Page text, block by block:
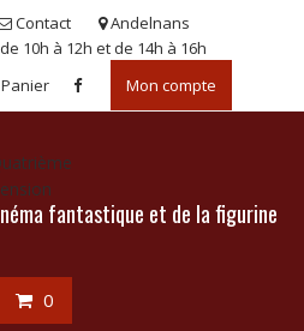
Contact
Andelnans
10h à 12h et de 14h à 16h
Panier Mon compte
fantastique et de la figurine
0